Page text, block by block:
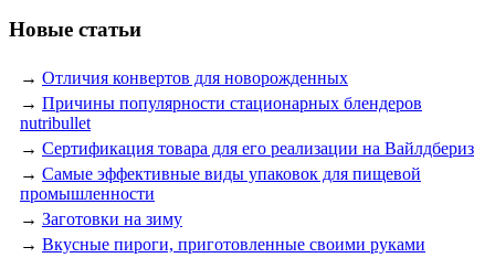
Новые статьи
→ Отличия конвертов для новорожденных
→ Причины популярности стационарных блендеров
nutribullet
→ Сертификация товара для его реализации на Вайлдбериз
→ Самые эффективные виды упаковок для пищевой
промышленности
→ Заготовки на зиму
→ Вкусные пироги, приготовленные своими руками